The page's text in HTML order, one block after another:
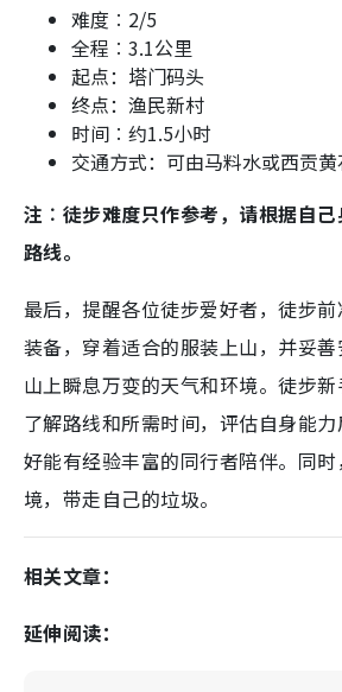
难度︰2/5
全程︰3.1公里
起点：塔门码头
终点：渔民新村
时间︰约1.5小时
交通方式：可由马料水或西贡
注︰徒步难度只作参考，请根据自
路线。
最后，提醒各位徒步爱好者，徒步
装备，穿着适合的服装上山，并妥
山上瞬息万变的天气和环境。徒步新
了解路线和所需时间，评估自身能
好能有经验丰富的同行者陪伴。同
境，带走自己的垃圾。
相关文章：
延伸阅读：